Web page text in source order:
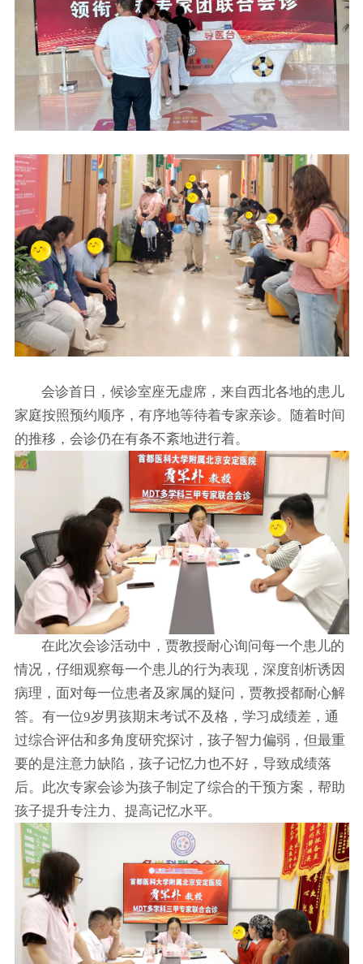
会诊首日，候诊室座无虚席，来自西北各地的患儿
家庭按照预约顺序，有序地等待着专家亲诊。随着时间
的推移，会诊仍在有条不紊地进行着。
在此次会诊活动中，贾教授耐心询问每一个患儿的
情况，仔细观察每一个患儿的行为表现，深度剖析诱因
病理，面对每一位患者及家属的疑问，贾教授都耐心解
答。有一位9岁男孩期末考试不及格，学习成绩差，通
过综合评估和多角度研究探讨，孩子智力偏弱，但最重
要的是注意力缺陷，孩子记忆力也不好，导致成绩落
后。此次专家会诊为孩子制定了综合的干预方案，帮助
孩子提升专注力、提高记忆水平。